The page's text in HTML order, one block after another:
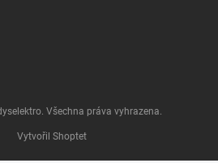
Vytvořil Shoptet
. Všechna práva vyhrazena.